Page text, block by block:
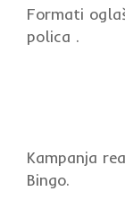
Formati
polica .
Kampanja
Bingo.